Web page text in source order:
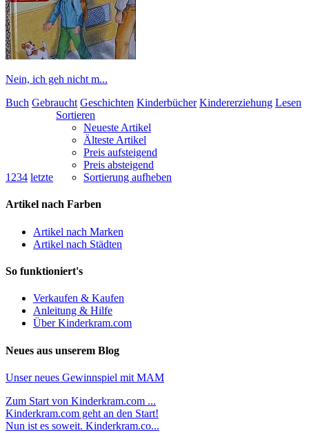
Nein, ich geh nicht m...
Buch Gebraucht Geschichten Kinderbücher Kindererziehung Lesen
1 234 letzte
Sortieren
Neueste Artikel
Älteste Artikel
Preis aufsteigend
Preis absteigend
Sortierung aufheben
Artikel nach Farben
Artikel nach Marken
Artikel nach Städten
So funktioniert's
Verkaufen & Kaufen
Anleitung & Hilfe
Über Kinderkram.com
Neues aus unserem Blog
Unser neues Gewinnspiel mit MAM
Zum Start von Kinderkram.com ...
Kinderkram.com geht an den Start!
Nun ist es soweit. Kinderkram.co...